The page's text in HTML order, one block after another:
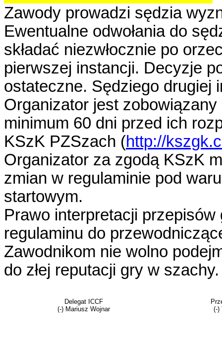
Zawody prowadzi sędzia
Ewentualne odwołania do
składać niezwłocznie po
pierwszej instancji. Decyzje
ostateczne. Sędziego drugiej
Organizator jest
minimum 60 dni przed ich
KSzK PZSzach (http://
Organizator za zgodą KSzK
zmian w regulaminie pod
startowym.
Prawo interpretacji
regulaminu do
Zawodnikom nie wolno
do złej reputacji gry w szachy.
Delegat ICCF
(-) Mariusz Wojnar
(-)